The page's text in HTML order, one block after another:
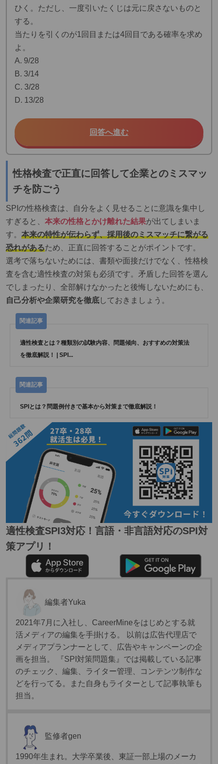
ひく。ただし、一度引いたくじは元に戻さないものと
する。
当たりを引くのが1回目または4回目である確率を求め
よ。
A. 9/28
B. 3/14
C. 3/28
D. 13/28
回答へ進む
性格検査で正直に回答して企業とのミスマッ
チを防ごう
SPIの性格検査は、自分をよく見せることに意識を集中し
すぎると、 本来の性格とかけ離れた結果が出てしまいま
す。 本来の特性が伝わらず、採用後のミスマッチに繋がる
恐れがあるため、正直に回答することがポイントです。
選考で落ちないためには、書類や面接だけでなく、性格検
査を含む適性検査の対策も必須です。矛盾した回答を選ん
でしまったり、全部解けなかったと後悔しないためにも、
自己分析や企業研究を徹底しておきましょう。
適性検査とは？種類別の試験内容、問題傾向、おすすめの対策法
を徹底解説！ | SPI...
SPIとは？問題例付きで基本から対策まで徹底解説！
適性検査SPI3対応！言語・非言語対応のSPI対
策アプリ！
編集者Yuka
2021年7月に入社し、CareerMineをはじめとする就
活メディアの編集を手掛ける。 以前は広告代理店で
メディアプランナーとして、広告やキャンペーンの企
画を担当。 『SPI対策問題集』では掲載している記事
のチェック、編集、ライター管理、コンテンツ制作な
どを行ってる。また自身もライターとして記事執筆も
担当。
監修者gen
1990年生まれ。大学卒業後、東証一部上場のメーカ